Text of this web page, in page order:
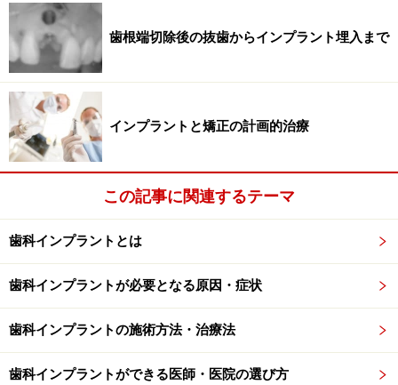
上顎左右2本の犬歯が埋没
右写真のケースは上顎の犬歯が左右2本とも真横を向い
て埋まっています。全体的に欠損部があり、合わなくな
ってきた入れ歯にお悩みの方。インプラント治療をして
しかし、犬歯が骨の中に埋もれたままではインプラント
とが出来ません。そこでまずはこの埋伏犬歯の抜歯から
治療を始めることなりました。
歯根端切除後の抜歯からインプラント埋入まで
インプラントと矯正の計画的治療
この記事に関連するテーマ
歯科インプラントとは
歯科インプラントが必要となる原因・症状
歯科インプラントの施術方法・治療法
歯科インプラントができる医師・医院の選び方